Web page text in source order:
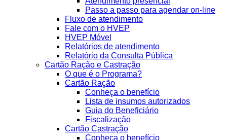
Passo a passo para agendar on-line
Fluxo de atendimento
Fale com o HVEP
HVEP Móvel
Relatórios de atendimento
Relatório da Consulta Pública
Cartão Ração e Castração
O que é o Programa?
Cartão Ração
Conheça o benefício
Lista de insumos autorizados
Guia do Beneficiário
Fiscalização
Cartão Castração
Conheça o benefício